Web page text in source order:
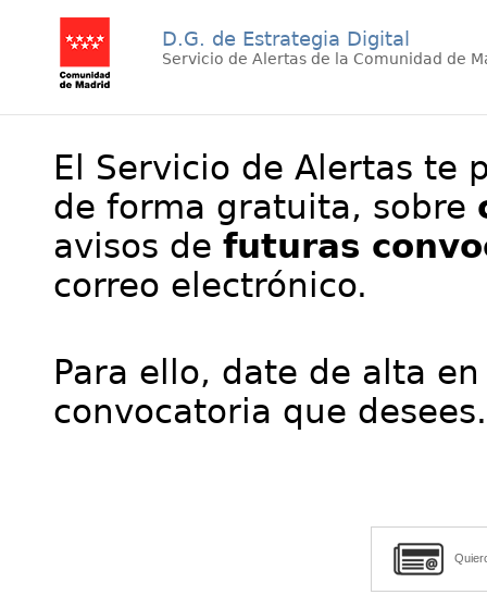
D.G. de Estrategia Digital
Servicio de Alertas de la Comunidad de
El Servicio de Alertas te
de forma gratuita, sobre
avisos de futuras
correo electrónico.
Para ello, date de alta
convocatoria que desees.